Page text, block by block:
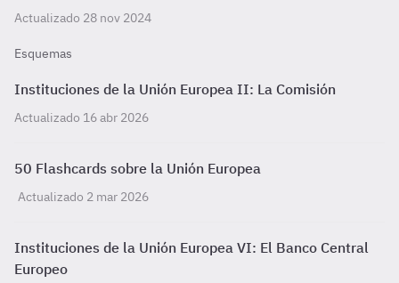
Actualizado 28 nov 2024
Esquemas
Instituciones de la Unión Europea II: La Comisión
Actualizado 16 abr 2026
50 Flashcards sobre la Unión Europea
Actualizado 2 mar 2026
Instituciones de la Unión Europea VI: El Banco Central
Europeo